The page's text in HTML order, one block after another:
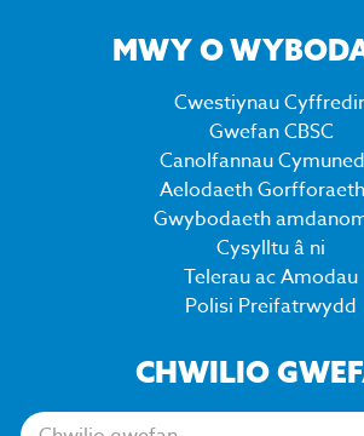
MWY O
Cwestiynau
Gwefan CBSC
Canolfannau
Aelodaeth
Gwybodaeth
Cysylltu â ni
Telerau ac Amodau
Polisi Preifatrwydd
CHWILIO